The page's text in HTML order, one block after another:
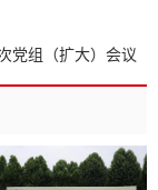
党组（扩大）会议